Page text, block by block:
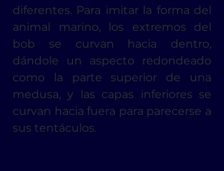
diferentes. Para imitar la forma del
animal marino, los extremos del
bob se curvan hacia dentro,
dándole un aspecto redondeado
como la parte superior de una
medusa, y las capas inferiores se
curvan hacia fuera para parecerse a
sus tentáculos.